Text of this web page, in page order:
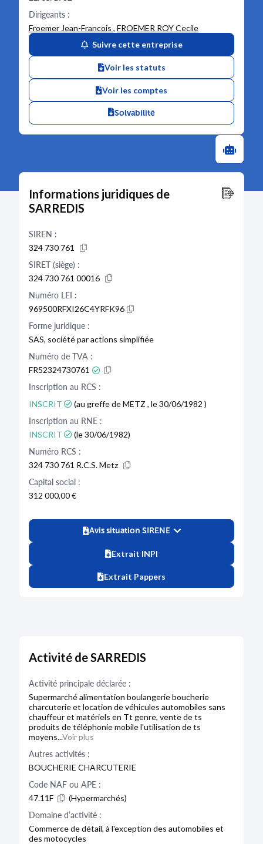
Dirigeants :
Froemer Jean-Francois , FROEMER ROY Cecile
Suivre cette entreprise
Voir les statuts
Voir les comptes
Solvabilité
Informations juridiques de
SARREDIS
SIREN :
324 730 761
SIRET (siège) :
324 730 761 00016
Numéro LEI :
969500RFXI26C4YRFK96
Forme juridique :
SAS, société par actions simplifiée
Numéro de TVA :
FR52324730761
Inscription au RCS :
INSCRIT
(au greffe de METZ , le 30/06/1982 )
Inscription au RNE :
INSCRIT
(le 30/06/1982)
Numéro RCS :
324 730 761 R.C.S. Metz
Capital social :
312 000,00 €
Avis situation SIRENE
Extrait INPI
Extrait Pappers
Activité de SARREDIS
Activité principale déclarée :
Supermarché alimentation boulangerie boucherie
charcuterie et location de véhicules automobiles sans
chauffeur et matériels en Tt genre, vente de ts
produits de téléphonie mobile l'utilisation de ts
moyens...Voir plus
Autres activités :
BOUCHERIE CHARCUTERIE
Code NAF ou APE :
47.11F
(Hypermarchés)
Domaine d’activité :
Commerce de détail, à l'exception des automobiles et
des motocycles